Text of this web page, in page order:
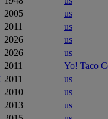
2005
us
2011
us
2026
us
2026
us
2011
Yo! Taco
2011
us
2010
us
2013
us